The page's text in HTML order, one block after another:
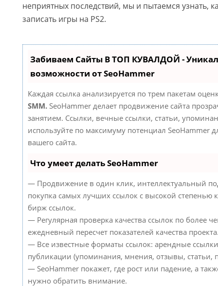
неприятных последствий, мы и пытаемся узнать,
записать игры на PS2.
Забиваем Сайты В ТОП КУВАЛДОЙ -
возможности от SeoHammer
Каждая ссылка анализируется по трем пакетам
SMM.SeoHammer делает продвижение сайта
занятием. Ссылки, вечные ссылки, статьи,
используйте по максимуму потенциал SeoHammer
вашего сайта.
Что умеет делать SeoHammer
— Продвижение в один клик, интеллектуальный
покупка самых лучших ссылок с высокой степенью
бирж ссылок.
— Регулярная проверка качества ссылок по более
ежедневный пересчет показателей качества
— Все известные форматы ссылок: арендные
публикации (упоминания, мнения, отзывы, статьи,
— SeoHammer покажет, где рост или падение, а
нужно обратить внимание.